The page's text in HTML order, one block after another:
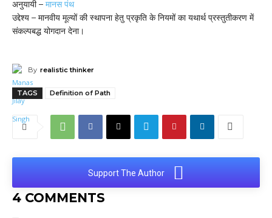
अनुयायी – मानस पंथ
उद्देश्य – मानवीय मूल्यों की स्थापना हेतु प्रकृति के नियमों का यथार्थ प्रस्तुतीकरण में
संकल्पबद्ध योगदान देना।
By realistic thinker
TAGS Definition of Path
Support The Author
4 COMMENTS